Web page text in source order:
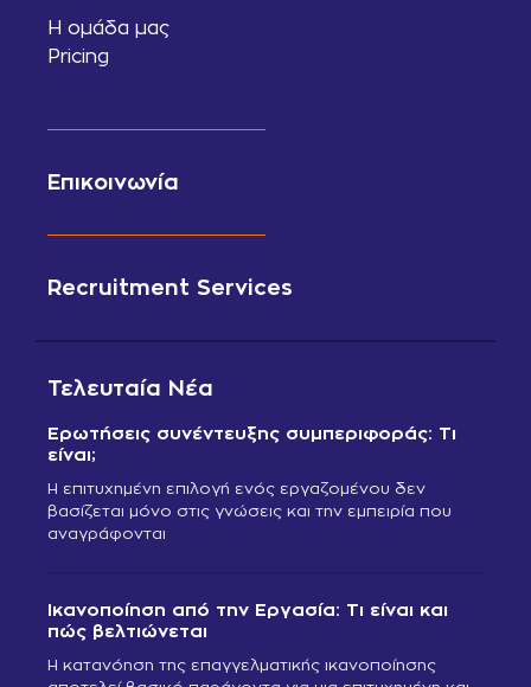
Η ομάδα μας
Pricing
Επικοινωνία
Recruitment Services
Τελευταία Νέα
Ερωτήσεις συνέντευξης συμπεριφοράς: Τι
είναι;
Η επιτυχημένη επιλογή ενός εργαζομένου δεν
βασίζεται μόνο στις γνώσεις και την εμπειρία που
αναγράφονται
Ικανοποίηση από την Εργασία: Τι είναι και
πώς βελτιώνεται
Η κατανόηση της επαγγελματικής ικανοποίησης